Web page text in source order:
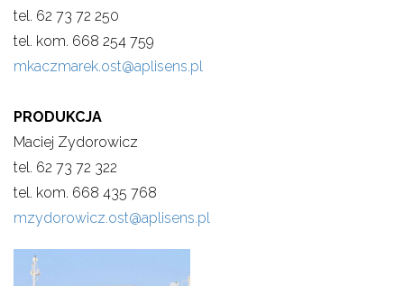
tel. 62 73 72 250
tel. kom. 668 254 759
mkaczmarek.ost@aplisens.pl
PRODUKCJA
Maciej Zydorowicz
tel. 62 73 72 322
tel. kom. 668 435 768
mzydorowicz.ost@aplisens.pl